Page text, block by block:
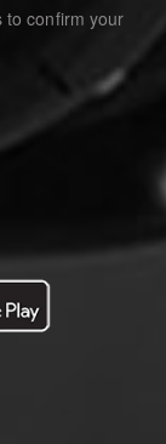
to confirm your